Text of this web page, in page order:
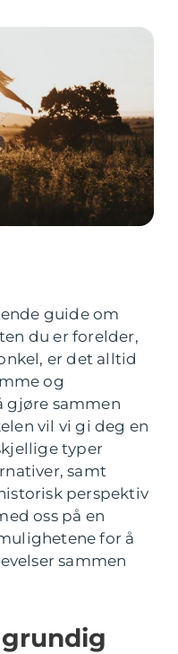
guide om
du er forelder,
er det alltid
og
gjøre sammen
vil vi gi deg en
typer
samt
perspektiv
oss på en
for å
sammen